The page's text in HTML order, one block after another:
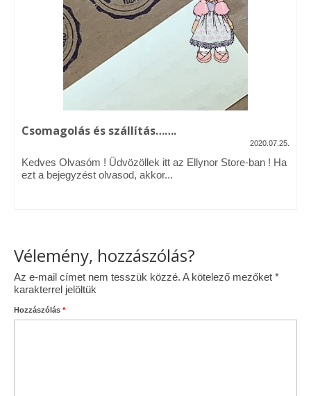
Vásárok, ahol velem is találkozhattál…
Alapanyagok, kellékek
A termékek tisztítása
Ellynor története
Adatkezelési tájékoztató
Általános Szerződési Feltételek
Csomagolás és szállítás…….
2020.07.25.
Kedves Olvasóm ! Üdvözöllek itt az Ellynor Store-ban ! Ha
ezt a bejegyzést olvasod, akkor...
Vélemény, hozzászólás?
Az e-mail címet nem tesszük közzé. A kötelező mezőket *
karakterrel jelöltük
Hozzászólás *